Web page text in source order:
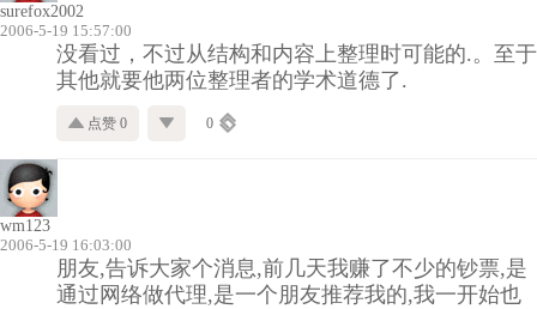
surefox2002
2006-5-19 15:57:00
没看过，不过从结构和内容上整理时可能的.。至于
其他就要他两位整理者的学术道德了.
点赞 0 0
wm123
2006-5-19 16:03:00
朋友,告诉大家个消息,前几天我赚了不少的钞票,是
通过网络做代理,是一个朋友推荐我的,我一开始也